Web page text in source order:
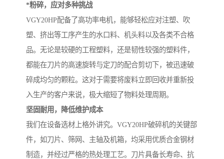
*粉碎，应对多种挑战
VGY20HP配备了高功率电机，能够轻松应对注塑、吹
塑、挤出等工序产生的水口料、机头料以及各类不合格
品。无论是较硬的工程塑料，还是韧性较强的塑料件，
都能在刀片的高速旋转与定刀的配合剪切下，被迅速破
碎成均匀的颗粒。这对于需要将废料立即回收并重新投
入生产的客户来说，极大缩短了物料处理周期。
坚固耐用，降低维护成本
我们在设备选材上格外讲究。VGY20HP破碎机的关键部
件，如刀片、筛网、主轴及机箱，均采用优质合金钢材
制造，并经过严格的热处理工艺。刀片具备长寿命、抗